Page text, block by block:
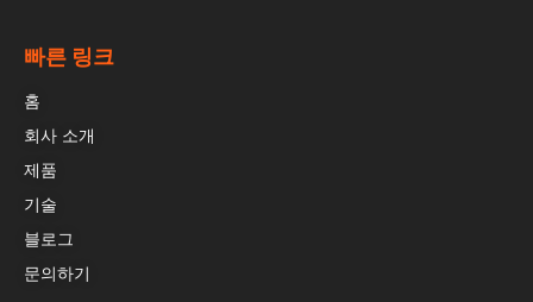
빠른 링크
홈
회사 소개
제품
기술
블로그
문의하기